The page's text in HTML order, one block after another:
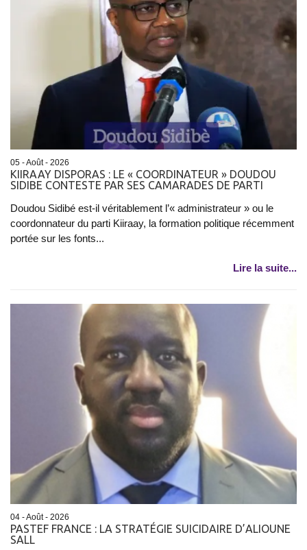
05 - Août - 2026
KIIRAAY DISPORAS : LE « COORDINATEUR » DOUDOU
SIDIBE CONTESTE PAR SES CAMARADES DE PARTI
Doudou Sidibé est-il véritablement l’« administrateur » ou le
coordonnateur du parti Kiiraay, la formation politique récemment
portée sur les fonts...
Lire la suite...
04 - Août - 2026
PASTEF FRANCE : LA STRATÉGIE SUICIDAIRE D’ALIOUNE
SALL